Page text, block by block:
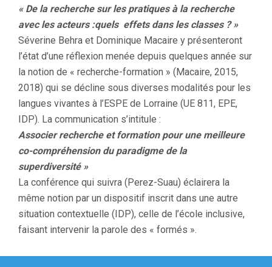
« De la recherche sur les pratiques à la recherche
avec les acteurs :quels effets dans les classes ? »
Séverine Behra et Dominique Macaire y présenteront
l’état d’une réflexion menée depuis quelques année sur
la notion de « recherche-formation » (Macaire, 2015,
2018) qui se décline sous diverses modalités pour les
langues vivantes à l’ESPE de Lorraine (UE 811, EPE,
IDP). La communication s’intitule :
Associer recherche et formation pour une meilleure
co-compréhension du paradigme de la
superdiversité »
La conférence qui suivra (Perez-Suau) éclairera la
même notion par un dispositif inscrit dans une autre
situation contextuelle (IDP), celle de l’école inclusive,
faisant intervenir la parole des « formés ».